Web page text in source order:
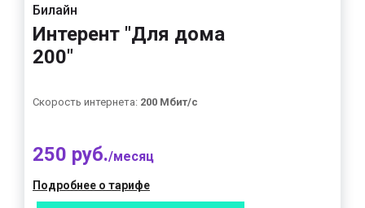
Билайн
Интерент "Для дома
200"
Скорость интернета: 200 Мбит/с
250 руб./месяц
Подробнее о тарифе